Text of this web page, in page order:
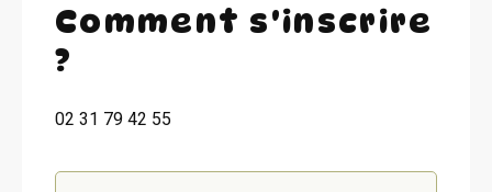
Comment s'inscrire
?
02 31 79 42 55